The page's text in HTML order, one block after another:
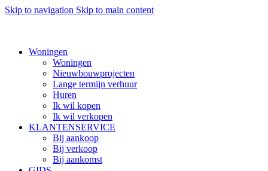
Skip to navigation Skip to main content
Woningen
Woningen
Nieuwbouwprojecten
Lange termijn verhuur
Huren
Ik wil kopen
Ik wil verkopen
KLANTENSERVICE
Bij aankoop
Bij verkoop
Bij aankomst